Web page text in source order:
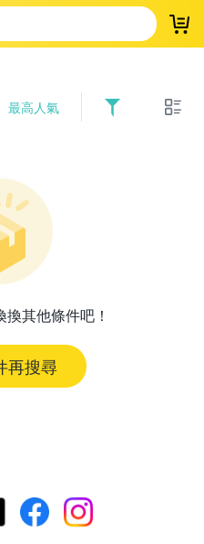
登
最高人氣
其他條件吧！
再搜尋